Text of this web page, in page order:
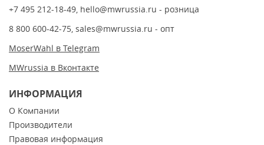
+7 495 212-18-49, hello@mwrussia.ru - розница
8 800 600-42-75, sales@mwrussia.ru - опт
MoserWahl в Telegram
MWrussia в Вконтакте
ИНФОРМАЦИЯ
О Компании
Производители
Правовая информация